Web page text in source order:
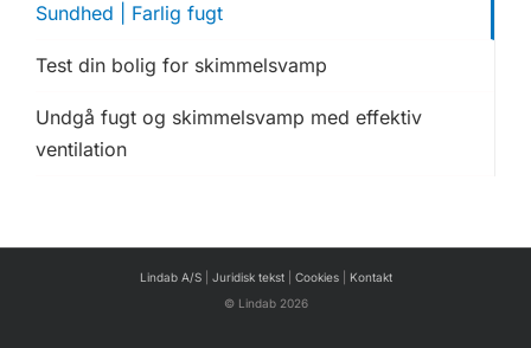
Sundhed | Farlig fugt
Test din bolig for skimmelsvamp
Undgå fugt og skimmelsvamp med effektiv
ventilation
Lindab A/S| Juridisk tekst| Cookies|
Kontakt
© Lindab 2026